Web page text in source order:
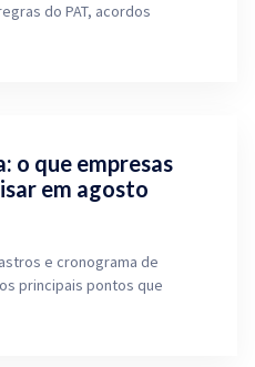
do PAT, acordos
o que empresas
em agosto
e cronograma de
principais pontos que